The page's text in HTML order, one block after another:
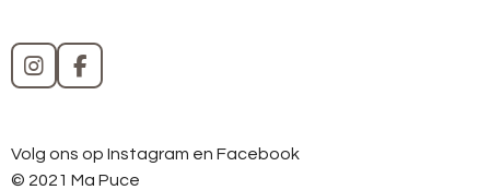
I
n
a
g
F
a
b
o
Volg ons op Instagram en Facebook
© 2021 Ma Puce